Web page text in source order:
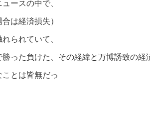
ースの中で、
は経済損失）
られていて、
った負けた、その経緯と万博誘致の経
とは皆無だっ